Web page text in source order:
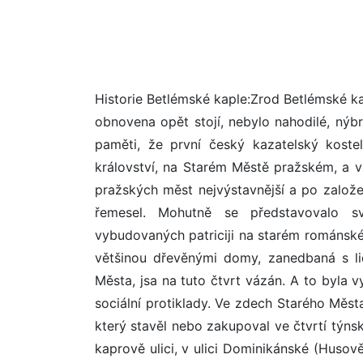
Historie Betlémské kaple:Zrod Betlémské kaple: Založení Betlémské kaple v roce 1391 v místech, kde nyní již obnovena opět stojí, nebylo nahodilé, nýbrž došlo k němu dobře promyšlenou volbou. Zakladatelé měli na paměti, že první český kazatelský kostel musí býti vystavěn právě v této části Prahy, přímo v srdci království, na Starém Městě pražském, a v místě staré české kazatelské tradice. Staré Město bylo tehdy z pražských měst nejvýstavnější a po založení Nového Města bylo zbaveno mnoha obtížných a nevhodných řemesel. Mohutně se představovalo svými náměstími a ulicemi řadových i skupinových domů, vybudovaných patriciji na starém románském jádru. Ale byla tu ještě periferní část Starého Města s nízkými, většinou dřevěnými domy, zanedbaná s lidem, který tu svým zaměstnáním zůstal i po založení Nového Města, jsa na tuto čtvrt vázán. A to byla vyvolená čtvrt budoucího Betléma. Na Starém Městě byly největší sociální protiklady. Ve zdech Starého Města byl soustředěn převážně německý kupecký a peněžní patriciát, který stavěl nebo zakupoval ve čtvrtí týnské, v Celetné ulici, na Staroměstském rynku, v Linhartské čtvrti, v kaprově ulici, v ulici Dominikánské (Husově), ve výstavné a zánovní čtvrti svatohavelské, ale opomíjel čtvrt Betléma, sídlo chudiny v uzemí od nepaměti nejvíce ohrožovaném velkou vodou, a tím k stavebním účelům nevhodném. Tato část sahala od Perštýna na západ až k Vltavě, na jih až po městský hradební příkop (Národní třídu) a na sever po klášter sv. Anny. V této oblasti v domcích či spíše chýších se tísnily celé osady. Byly odkázány na život, jehož tepnou byla řeka Vltava, náplavky, převozy, mlýny, cihelny, vápenky, stodoly a sklady dřiví palivového i stavebního pro celé Staré Město. Právě zde, ve čtvrti nezaviněné bídy, zneužívané mocnými, Jan Milič z Kroměříže, nejvýznačnější reformátor své doby, již za Karla IV. zahájil příkladné úsilí o obrodu veřejného i soukromého života. Jan Milič roku 1374 umírá v Avignoně, ale ctitelé a spolupracovníci Miličovi se přes všecko pronásledování dočkali znovuožití střediska českého reformního hnutí - v kapli Betlémské. Její staveniště bylo proto záměrně vyvoleno zde ve čtvrti nejvíce trpících, oddaných stoupenců učení Miličova, jimž před 20 lety dozněla jeho "ohňová slova".Zakladatelem betlémské kaple byl králův dvořan Jan z Mühlheimu a kramář Kříž (konšel na Staroměstské radnici). Kříž věnoval pro stavbu Betléma sladovnu se zahradou. Toto městiště, zvané Skalsko, bylo zakládací listinou z 24. května 1391 určeno za staveniště Betlémské kaple, výhradně pro česká kázání. Bylo ustanoveno, aby ze sladovny byl zřízen dům pro kazatele a sakristie. Pro staveniště kaple byla zabrána nejen Křížova zahrada, nýbrž i část hřbitova německého farního kostela sv. Filipa a Jakuba i veřejné prostranství se studní. Tím se stavba kaple měla těsně přiblížit až k tomuto kostelu, vzdálenému pouhé dva metry.Popis Betlémské kaple: Šlo tedy o získání pokud možno co největšího prostoru pro kapli, třebaže nepravidelného. Rovný dřevěný strop byl i tak snadno proveditelný. Studnu, jakožto vzácnou výjimku, bylo možno ponechat i v kapli, když se zřídil zvláštní vchod, aby se mohlo jít nejkratší cestou s vědry pro vodu. Sama stavba neměla mít zvláštní, kostelu se podobající vzhled. Bylo užito oken, jaká měly i jiné církevní stavby, s hrotitým obloukem, ale i oken obdélných, jakých na církevních stavbách nenajdeme. I nepravidelnost vchodů umístěných v rozích svědčí o tom, že nebylo od stavitele žádáno, aby šetřil pravidel církevních staveb tehdejší doby. Šlo hlavně o urychlené vybudování působiště českého kazatele.Historie:První kazatelé v Betlémské kapli nedosahovali významu Miličova. Až roku 1402 byl získán spoluzakladatelem Betlémské kaple Janem z Mühlheimu za kazatele a správce Betléma mistr Karlovy university Jan Hus, proslulý již kazatel v kostele sv. Michala a toho roku i rektor university. Od této doby byla